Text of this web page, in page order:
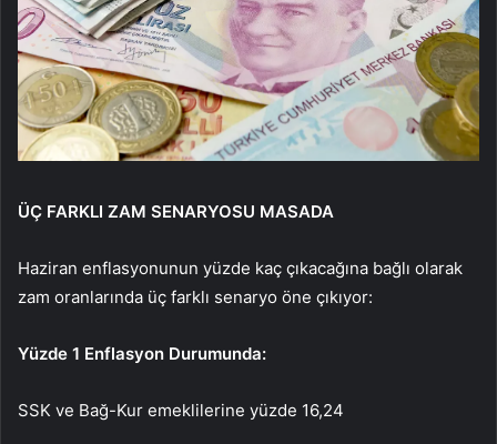
ÜÇ FARKLI ZAM SENARYOSU MASADA
Haziran enflasyonunun yüzde kaç çıkacağına bağlı olarak
zam oranlarında üç farklı senaryo öne çıkıyor:
Yüzde 1 Enflasyon Durumunda:
SSK ve Bağ-Kur emeklilerine yüzde 16,24